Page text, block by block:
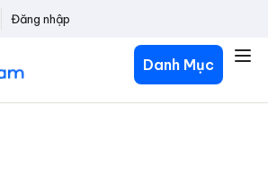
Đăng nhập
Danh Mục